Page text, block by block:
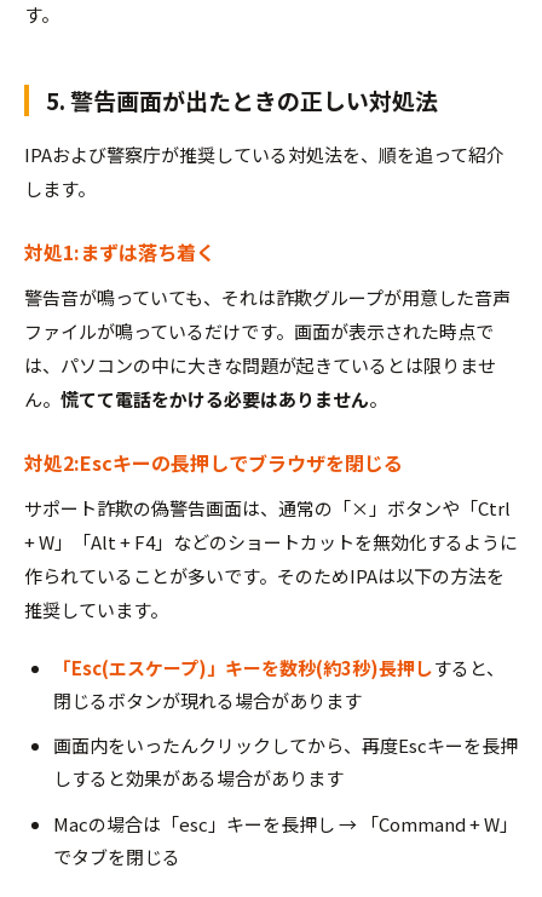
す。
5. 警告画面が出たときの正しい対処法
IPAおよび警察庁が推奨している対処法を、順を追って紹介
します。
対処1:まずは落ち着く
警告音が鳴っていても、それは詐欺グループが用意した音声
ファイルが鳴っているだけです。画面が表示された時点で
は、パソコンの中に大きな問題が起きているとは限りませ
ん。 慌てて電話をかける必要はありません。
対処2:Escキーの長押しでブラウザを閉じる
サポート詐欺の偽警告画面は、通常の「×」ボタンや「Ctrl
+ W」「Alt + F4」などのショートカットを無効化するように
作られていることが多いです。そのためIPAは以下の方法を
推奨しています。
「Esc(エスケープ)」キーを数秒(約3秒)長押しすると、
閉じるボタンが現れる場合があります
画面内をいったんクリックしてから、再度Escキーを長押
しすると効果がある場合があります
Macの場合は「esc」キーを長押し → 「Command + W」
でタブを閉じる